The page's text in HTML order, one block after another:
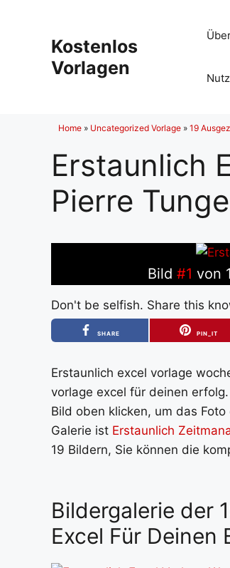
Kostenlos
Vorlagen
Home » Uncategorized Vorlage » 19
Erstaunlich
Pierre
Bild #1 von
Don't be selfish. Share this
SHARE PIN_IT
Erstaunlich excel vorlage
vorlage excel für deinen
Bild oben klicken, um das
Galerie ist Erstaunlich
19 Bildern, Sie können die
Bildergalerie der
Excel Für Deinen